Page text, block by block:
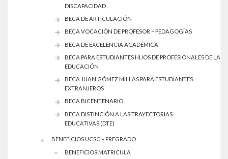
DISCAPACIDAD
BECA DE ARTICULACIÓN
BECA VOCACIÓN DE PROFESOR – PEDAGOGÍAS
BECA DE EXCELENCIA ACADÉMICA
BECA PARA ESTUDIANTES HIJOS DE PROFESIONALES DE LA
EDUCACIÓN
BECA JUAN GÓMEZ MILLAS PARA ESTUDIANTES
EXTRANJEROS
BECA BICENTENARIO
BECA DISTINCIÓN A LAS TRAYECTORIAS
EDUCATIVAS (DTE)
BENEFICIOS UCSC – PREGRADO
BENEFICIOS MATRICULA